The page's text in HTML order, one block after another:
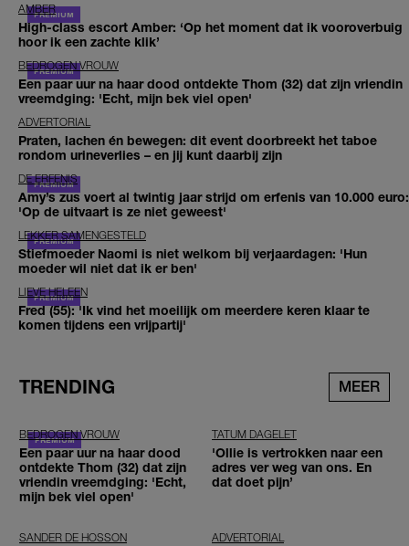
AMBER
High-class escort Amber: ‘Op het moment dat ik vooroverbuig
hoor ik een zachte klik’
BEDROGEN VROUW
Een paar uur na haar dood ontdekte Thom (32) dat zijn vriendin
vreemdging: 'Echt, mijn bek viel open'
ADVERTORIAL
Praten, lachen én bewegen: dit event doorbreekt het taboe
rondom urineverlies – en jij kunt daarbij zijn
DE ERFENIS
Amy’s zus voert al twintig jaar strijd om erfenis van 10.000 euro:
'Op de uitvaart is ze niet geweest'
LEKKER SAMENGESTELD
Stiefmoeder Naomi is niet welkom bij verjaardagen: 'Hun
moeder wil niet dat ik er ben'
LIEVE HELEEN
Fred (55): 'Ik vind het moeilijk om meerdere keren klaar te
komen tijdens een vrijpartij'
TRENDING MEER
BEDROGEN VROUW
Een paar uur na haar dood
ontdekte Thom (32) dat zijn
vriendin vreemdging: 'Echt,
mijn bek viel open'
TATUM DAGELET
'Ollie is vertrokken naar een
adres ver weg van ons. En
dat doet pijn’
SANDER DE HOSSON ADVERTORIAL